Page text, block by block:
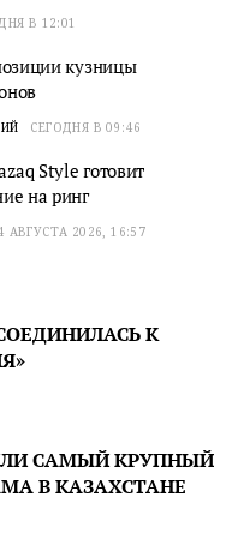
В 12:01
кузницы
СЕГОДНЯ В 09:46
Style готовит
на ринг
АВГУСТА 2026, 16:57
К
САМЫЙ КРУПНЫЙ
В КАЗАХСТАНЕ